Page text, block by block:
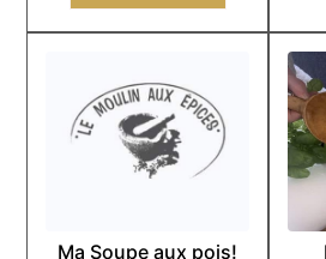
Ma Soupe aux pois!